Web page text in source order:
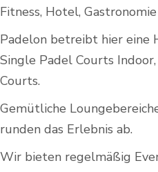
Fitness, Hotel,
Padelon betreibt hier eine
Single Padel Courts
Courts.
Gemütliche
runden das Erlebnis ab.
Wir bieten regelmäßig